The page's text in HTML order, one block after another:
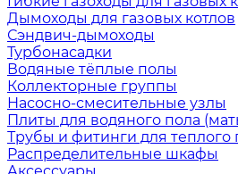
Дымоходы для газовых котлов
Сэндвич-дымоходы
Турбонасадки
Водяные тёплые полы
Коллекторные группы
Насосно-смесительные узлы
Плиты для водяного пола
Трубы и фитинги для теплого
Распределительные шкафы